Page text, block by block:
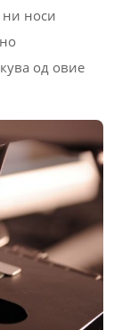
ни носи
од овие